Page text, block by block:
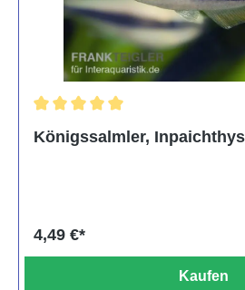
Königssalmler,
4,49 €*
Kaufen